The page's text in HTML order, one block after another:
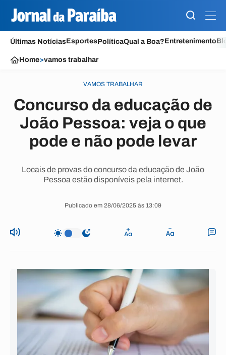
Últimas NotíciasEsportesPolíticaQual a Boa?Entretenimento
Home>vamos trabalhar
VAMOS TRABALHAR
Concurso da educação de
João Pessoa: veja o que
pode e não pode levar
Locais de provas do concurso da educação de João
Pessoa estão disponíveis pela internet.
Publicado em 28/06/2025 às 13:09